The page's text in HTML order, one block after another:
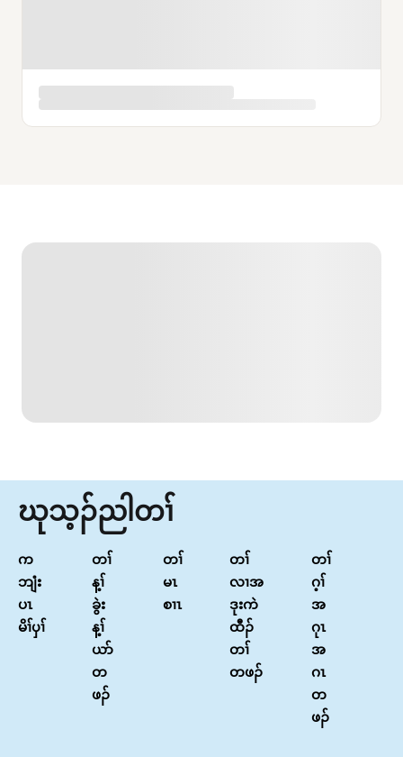
ဃုသ့ၣ်ညါတၢ်
က
ဘျံး
ပၤ
မိၢ်ၦၢ်
တၢ်
န့ၢ်
ခွဲး
န့ၢ်
ယာ်
တ
ဖၣ်
တၢ်
မၤ
စၢၤ
တၢ်
လၢအ
ဒုးကဲ
ထီၣ်
တၢ်
တဖၣ်
တၢ်
ဂ့ၢ်
အ
ဂုၤ
အ
ဂၤ
တ
ဖၣ်